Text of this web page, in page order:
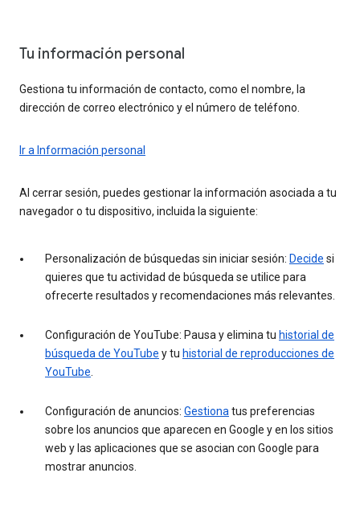
Tu información personal
Gestiona tu información de contacto, como el nombre, la
dirección de correo electrónico y el número de teléfono.
Ir a Información personal
Al cerrar sesión, puedes gestionar la información asociada a tu
navegador o tu dispositivo, incluida la siguiente:
Personalización de búsquedas sin iniciar sesión: Decide si
quieres que tu actividad de búsqueda se utilice para
ofrecerte resultados y recomendaciones más relevantes.
Configuración de YouTube: Pausa y elimina tu historial de
búsqueda de YouTube y tu historial de reproducciones de
YouTube
Configuración de anuncios: Gestiona tus preferencias
sobre los anuncios que aparecen en Google y en los sitios
web y las aplicaciones que se asocian con Google para
mostrar anuncios.